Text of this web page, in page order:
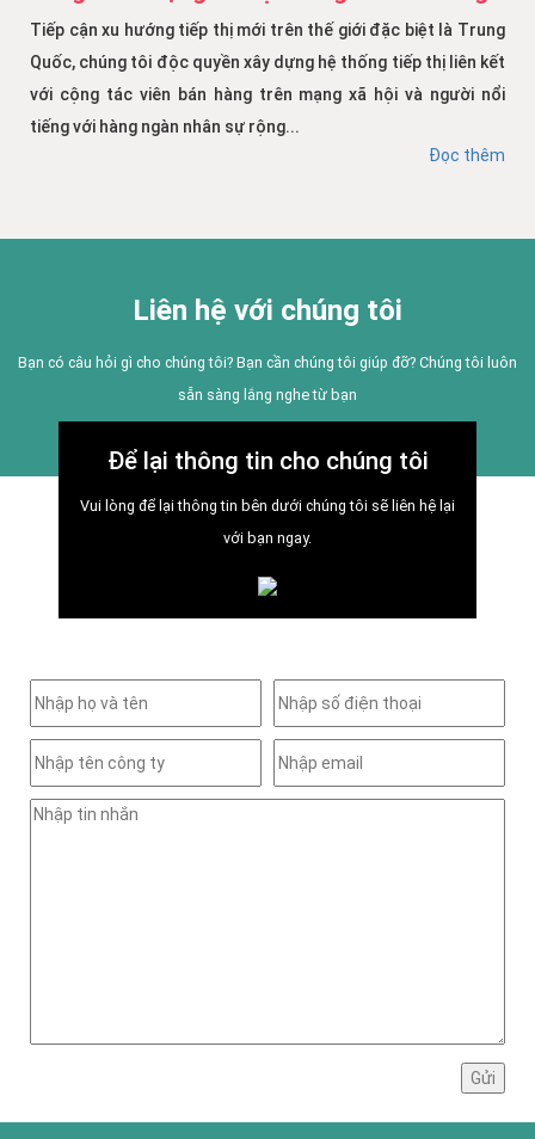
Tiếp cận xu hướng tiếp thị mới trên thế giới đặc biệt là Trung
Quốc, chúng tôi độc quyền xây dựng hệ thống tiếp thị liên kết
với cộng tác viên bán hàng trên mạng xã hội và người nổi
tiếng với hàng ngàn nhân sự rộng...
Đọc thêm
Liên hệ với chúng tôi
Bạn có câu hỏi gì cho chúng tôi? Bạn cần chúng tôi giúp đỡ? Chúng tôi luôn
sẵn sàng lắng nghe từ bạn
Để lại thông tin cho chúng tôi
Vui lòng để lại thông tin bên dưới chúng tôi sẽ liên hệ lại
với bạn ngay.